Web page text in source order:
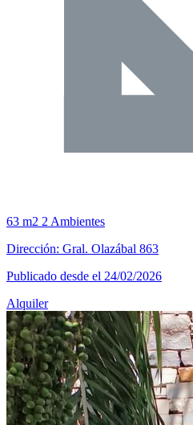
63 m2 2 Ambientes
Dirección: Gral. Olazábal 863
Publicado desde el 24/02/2026
Alquiler